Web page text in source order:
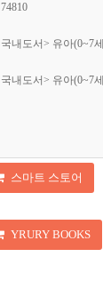
74810
국내도서> 유아(0~7
국내도서> 유아(0~7
스마트 스토어
YRURY BOOKS